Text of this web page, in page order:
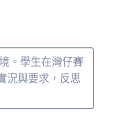
。學生在灣仔賽
況與要求，反思